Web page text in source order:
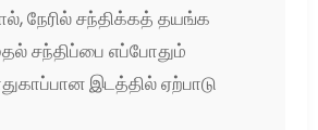
நேரில் சந்திக்கத் தயங்க
சந்திப்பை எப்போதும்
இடத்தில் ஏற்பாடு